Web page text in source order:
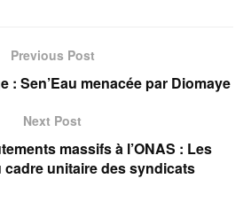
Previous Post
: Sen’Eau menacée par Diomaye
Next Post
massifs à l’ONAS : Les
unitaire des syndicats